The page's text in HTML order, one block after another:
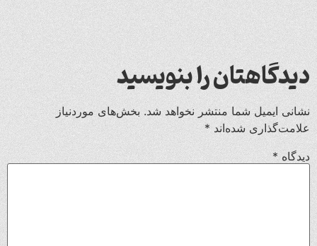
دیدگاهتان را بنویسید
نشانی ایمیل شما منتشر نخواهد شد. بخش‌های موردنیاز
علامت‌گذاری شده‌اند *
دیدگاه *